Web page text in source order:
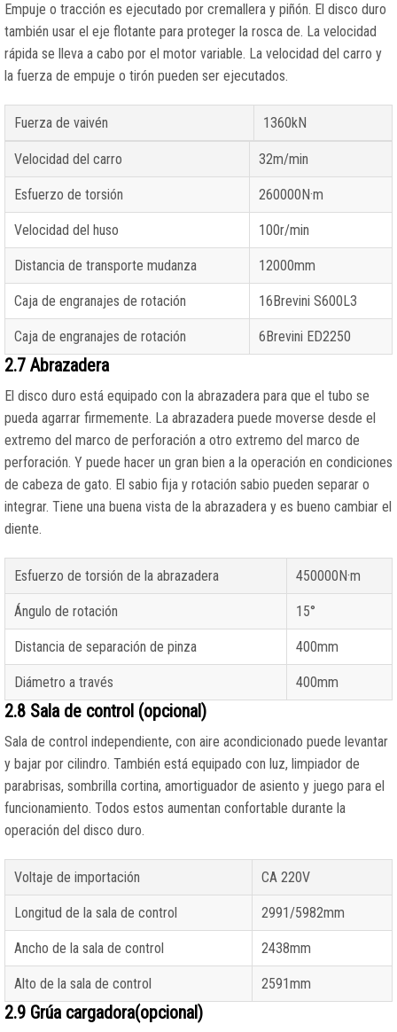
Empuje o tracción es ejecutado por cremallera y piñón. El disco duro
también usar el eje flotante para proteger la rosca de. La velocidad
rápida se lleva a cabo por el motor variable. La velocidad del carro y
la fuerza de empuje o tirón pueden ser ejecutados.
Fuerza de vaivén 1360kN
Velocidad del carro 32m/min
Esfuerzo de torsión 260000N·m
Velocidad del huso 100r/min
Distancia de transporte mudanza 12000mm
Caja de engranajes de rotación 16Brevini S600L3
Caja de engranajes de rotación 6Brevini ED2250
2.7 Abrazadera
El disco duro está equipado con la abrazadera para que el tubo se
pueda agarrar firmemente. La abrazadera puede moverse desde el
extremo del marco de perforación a otro extremo del marco de
perforación. Y puede hacer un gran bien a la operación en condiciones
de cabeza de gato. El sabio fija y rotación sabio pueden separar o
integrar. Tiene una buena vista de la abrazadera y es bueno cambiar el
diente.
Esfuerzo de torsión de la abrazadera 450000N·m
Ángulo de rotación 15°
Distancia de separación de pinza 400mm
Diámetro a través 400mm
2.8 Sala de control (opcional)
Sala de control independiente, con aire acondicionado puede levantar
y bajar por cilindro. También está equipado con luz, limpiador de
parabrisas, sombrilla cortina, amortiguador de asiento y juego para el
funcionamiento. Todos estos aumentan confortable durante la
operación del disco duro.
Voltaje de importación CA 220V
Longitud de la sala de control 2991/5982mm
Ancho de la sala de control 2438mm
Alto de la sala de control 2591mm
2.9 Grúa cargadora(opcional)